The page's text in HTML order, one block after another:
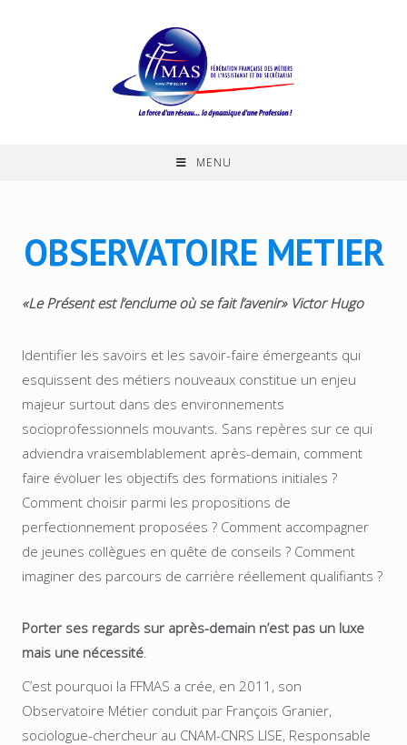
MENU
OBSERVATOIRE METIER
«Le Présent est l’enclume où se fait l’avenir» Victor Hugo
Identifier les savoirs et les savoir-faire émergeants qui
esquissent des métiers nouveaux constitue un enjeu
majeur surtout dans des environnements
socioprofessionnels mouvants. Sans repères sur ce qui
adviendra vraisemblablement après-demain, comment
faire évoluer les objectifs des formations initiales ?
Comment choisir parmi les propositions de
perfectionnement proposées ? Comment accompagner
de jeunes collègues en quête de conseils ? Comment
imaginer des parcours de carrière réellement qualifiants ?
Porter ses regards sur après-demain n’est pas un luxe
mais une nécessité
C’est pourquoi la FFMAS a crée, en 2011, son
Observatoire Métier conduit par François Granier,
sociologue-chercheur au CNAM-CNRS LISE, Responsable